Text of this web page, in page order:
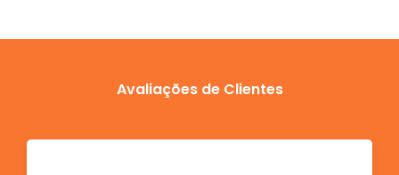
Avaliações de Clientes